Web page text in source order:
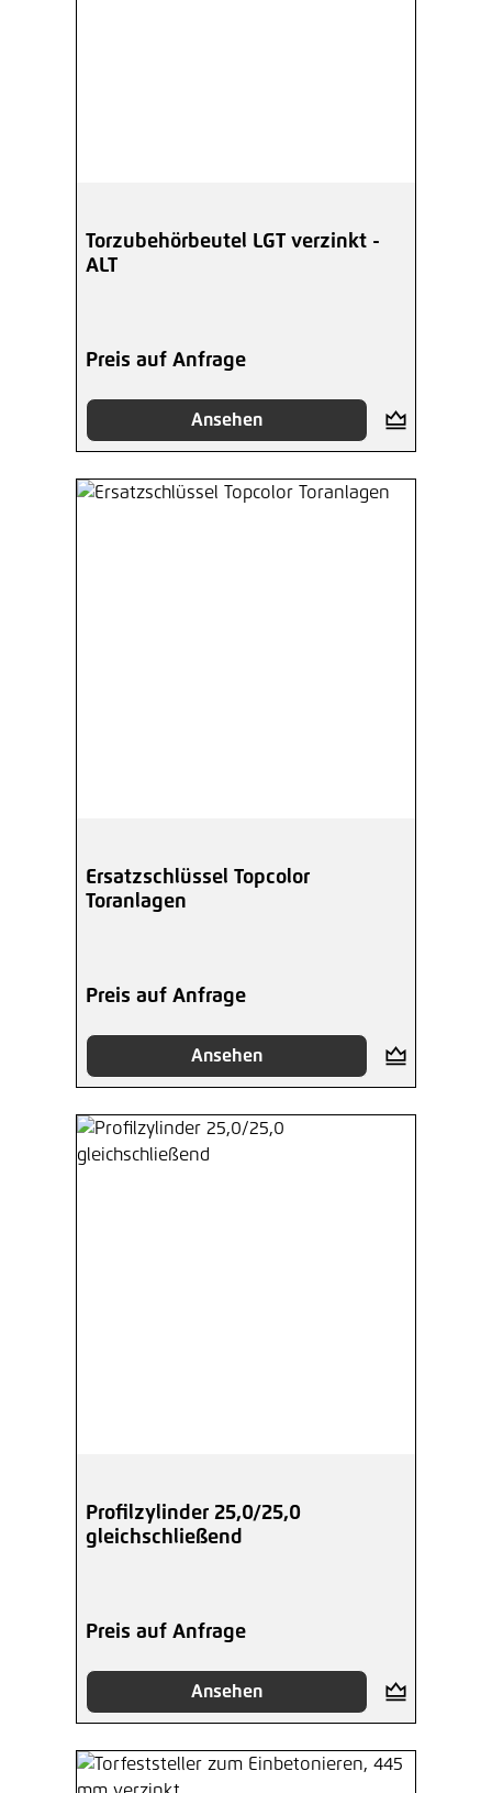
Torzubehörbeutel LGT verzinkt -
ALT
Preis auf Anfrage
Ansehen
Ersatzschlüssel Topcolor
Toranlagen
Preis auf Anfrage
Ansehen
Profilzylinder 25,0/25,0
gleichschließend
Preis auf Anfrage
Ansehen